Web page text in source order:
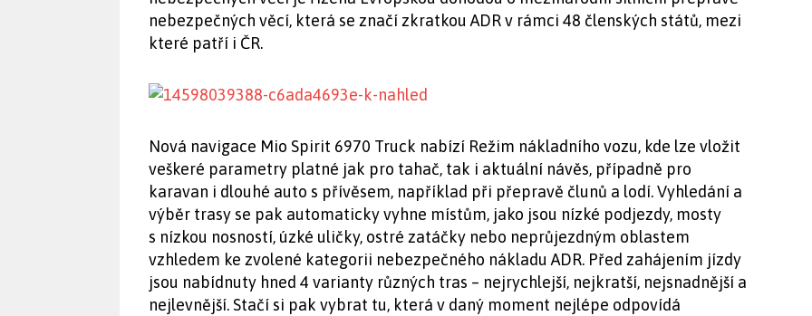
nebezpečných věcí, která se značí zkratkou ADR v rámci 48 členských států, mezi
které patří i ČR.
Nová navigace Mio Spirit 6970 Truck nabízí Režim nákladního vozu, kde lze vložit
veškeré parametry platné jak pro tahač, tak i aktuální návěs, případně pro
karavan i dlouhé auto s přívěsem, například při přepravě člunů a lodí. Vyhledání a
výběr trasy se pak automaticky vyhne místům, jako jsou nízké podjezdy, mosty
s nízkou nosností, úzké uličky, ostré zatáčky nebo neprůjezdným oblastem
vzhledem ke zvolené kategorii nebezpečného nákladu ADR. Před zahájením jízdy
jsou nabídnuty hned 4 varianty různých tras – nejrychlejší, nejkratší, nejsnadnější a
nejlevnější. Stačí si pak vybrat tu, která v daný moment nejlépe odpovídá